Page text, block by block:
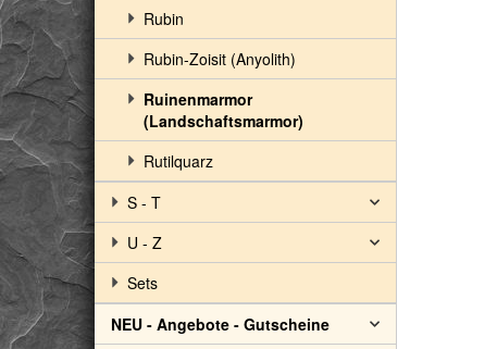
Rubin
Rubin-Zoisit (Anyolith)
Ruinenmarmor
(Landschaftsmarmor)
Rutilquarz
S - T
U - Z
Sets
NEU - Angebote - Gutscheine